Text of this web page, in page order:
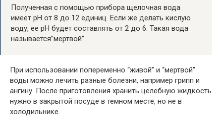
Полученная с помощью прибора щелочная вода
имеет pH от 8 до 12 единиц. Если же делать кислую
воду, ее pH будет составлять от 2 до 6. Такая вода
называется”мертвой”.
При использовании попеременно “живой” и “мертвой”
воды можно лечить разные болезни, например грипп и
ангину. После приготовления хранить целебную жидкость
нужно в закрытой посуде в темном месте, но не в
холодильнике.